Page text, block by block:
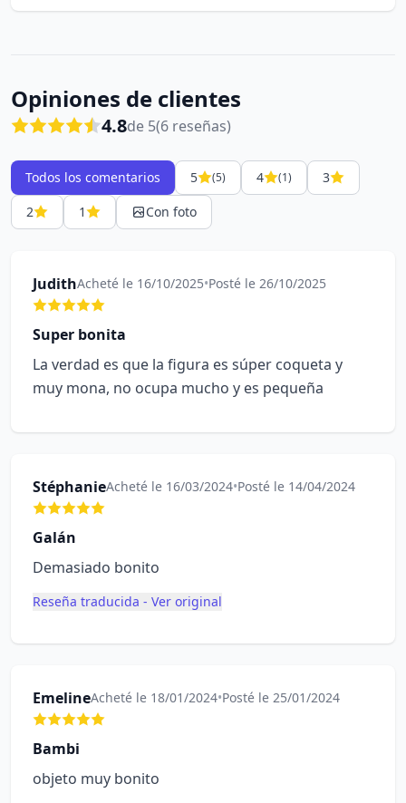
Opiniones de clientes
4.8de 5(6 reseñas)
Todos los comentarios 5 (5) 4 (1)
3
2
1 Con foto
JudithAcheté le 16/10/2025•Posté le 26/10/2025
Super bonita
La verdad es que la figura es súper coqueta y
muy mona, no ocupa mucho y es pequeña
StéphanieAcheté le 16/03/2024•Posté le 14/04/2024
Galán
Demasiado bonito
Reseña traducida - Ver original
EmelineAcheté le 18/01/2024•Posté le 25/01/2024
Bambi
objeto muy bonito